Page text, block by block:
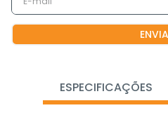
ESPECIFICAÇÕES